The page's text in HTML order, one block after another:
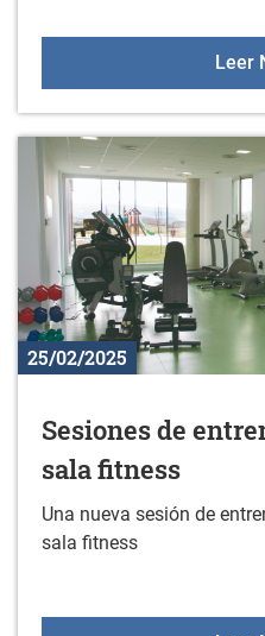
Leer
25/02/2025
Sesiones de
sala fitness
Una nueva sesión de
sala fitness